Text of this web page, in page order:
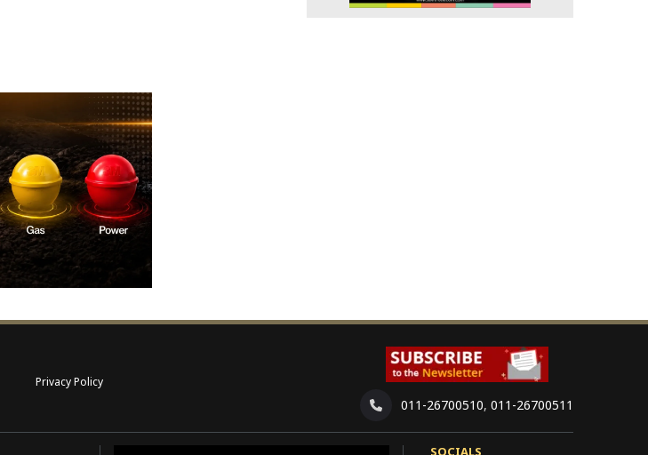
Privacy Policy
011-26700510, 011-26700511
SOCIALS